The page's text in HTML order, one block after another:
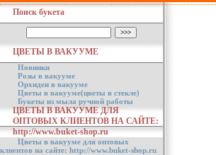
Поиск букета
ЦВЕТЫ В ВАКУУМЕ
Новинки
Розы в вакууме
Орхидеи в вакууме
Цветы в вакууме(цветы в стекле)
Букеты из мыла ручной работы
ЦВЕТЫ В ВАКУУМЕ ДЛЯ
ОПТОВЫХ КЛИЕНТОВ НА САЙТЕ:
http://www.buket-shop.ru
Цветы в вакууме для оптовых
клиентов на сайте: http://www.buket-shop.ru